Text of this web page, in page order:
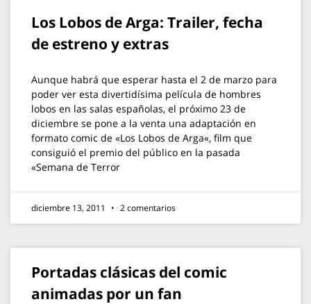
Los Lobos de Arga: Trailer, fecha
de estreno y extras
Aunque habrá que esperar hasta el 2 de marzo para
poder ver esta divertidísima película de hombres
lobos en las salas españolas, el próximo 23 de
diciembre se pone a la venta una adaptación en
formato comic de «Los Lobos de Arga«, film que
consiguió el premio del público en la pasada
«Semana de Terror
diciembre 13, 2011 2 comentarios
Portadas clásicas del comic
animadas por un fan